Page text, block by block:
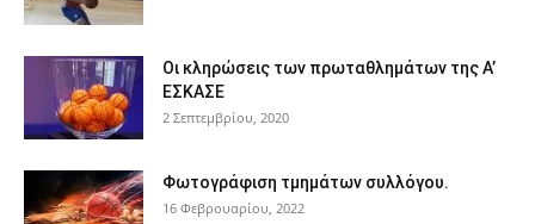
Oι κληρώσεις των πρωταθλημάτων της Α’
ΕΣΚΑΣΕ
2 Σεπτεμβρίου, 2020
Φωτογράφιση τμημάτων συλλόγου.
16 Φεβρουαρίου, 2022